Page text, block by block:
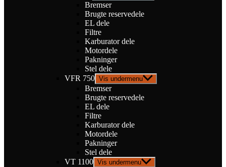
Bremser
Brugte reservedele
EL dele
Filtre
Karburator dele
Motordele
Pakninger
Stel dele
VFR 750 Vis undermenu
Bremser
Brugte reservedele
EL dele
Filtre
Karburator dele
Motordele
Pakninger
Stel dele
VT 1100 Vis undermenu